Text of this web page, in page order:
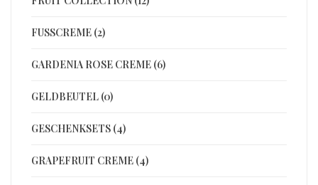
FUSSCREME (2)
GARDENIA ROSE CREME (6)
GELDBEUTEL (0)
GESCHENKSETS (4)
GRAPEFRUIT CREME (4)